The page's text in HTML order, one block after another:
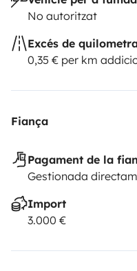
No autoritzat
Excés de
0,35 € per km
Fiança
Pagament de la
Gestionada
Import
3.000 €